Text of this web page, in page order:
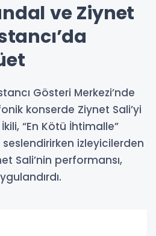
ve Ziynet
Gösteri Merkezi’nde
konserde Ziynet Sali’yi
“En Kötü İhtimalle”
seslendirirken izleyicilerden
Sali’nin performansı,